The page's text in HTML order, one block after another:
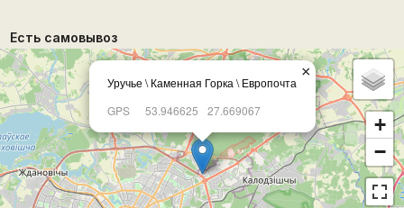
Есть самовывоз
Уручье \ Каменная Горка \ Европочта
GPS
53.946625 27.669067
×
+
−